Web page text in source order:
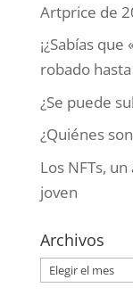
Artprice de
¡¿Sabías
robado
¿Se puede
¿Quiénes
Los NFTs,
joven
Archivos
Archivos